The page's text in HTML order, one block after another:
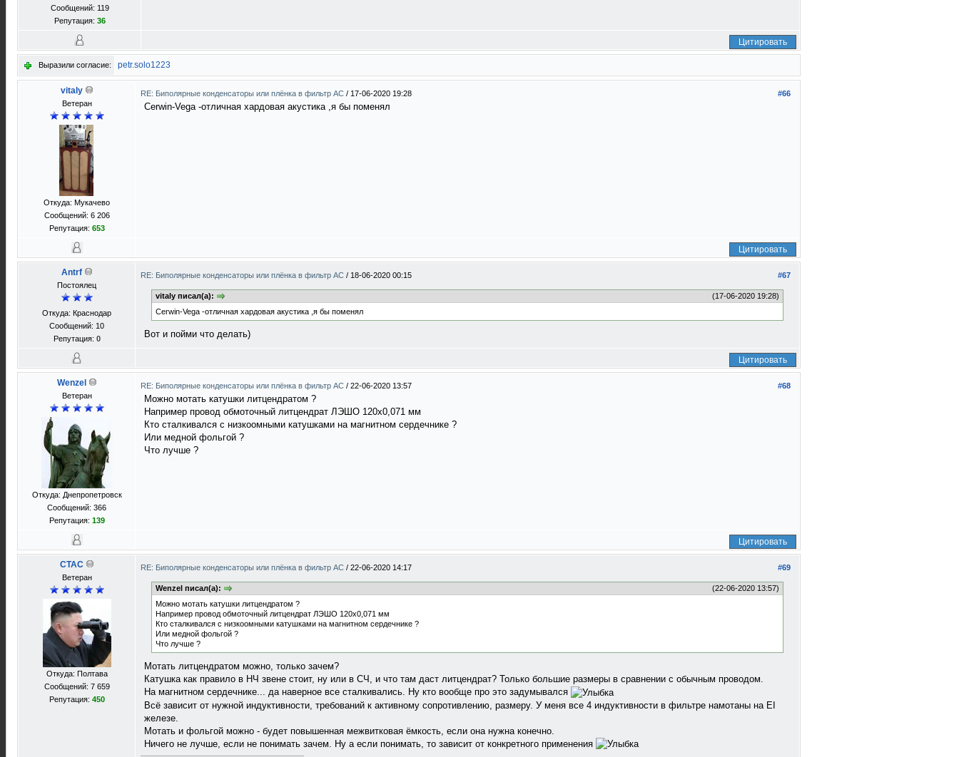
Сообщений: 119
Репутация: 36
Цитировать
Выразили согласие: petr.solo1223
vitaly
Ветеран
Откуда: Мукачево
Сообщений: 6 206
Репутация: 653
#66
RE: Биполярные конденсаторы или плёнка в фильтр АС / 17-06-2020 19:28
Cerwin-Vega -отличная хардовая акустика ,я бы поменял
Цитировать
Antrf
Постоялец
Откуда: Краснодар
Сообщений: 10
Репутация: 0
#67
RE: Биполярные конденсаторы или плёнка в фильтр АС / 18-06-2020 00:15
(17-06-2020 19:28)
vitaly писал(а):
Cerwin-Vega -отличная хардовая акустика ,я бы поменял
Вот и пойми что делать)
Цитировать
Wenzel
Ветеран
Откуда: Днепропетровск
Сообщений: 366
Репутация: 139
#68
RE: Биполярные конденсаторы или плёнка в фильтр АС / 22-06-2020 13:57
Можно мотать катушки литцендратом ?
Например провод обмоточный литцендрат ЛЭШО 120x0,071 мм
Кто сталкивался с низкоомными катушками на магнитном сердечнике ?
Или медной фольгой ?
Что лучше ?
Цитировать
CTAC
Ветеран
Откуда: Полтава
Сообщений: 7 659
Репутация: 450
#69
RE: Биполярные конденсаторы или плёнка в фильтр АС / 22-06-2020 14:17
(22-06-2020 13:57)
Wenzel писал(а):
Можно мотать катушки литцендратом ?
Например провод обмоточный литцендрат ЛЭШО 120x0,071 мм
Кто сталкивался с низкоомными катушками на магнитном сердечнике ?
Или медной фольгой ?
Что лучше ?
Мотать литцендратом можно, только зачем?
Катушка как правило в НЧ звене стоит, ну или в СЧ, и что там даст литцендрат? Только большие размеры в сравнении с обычным проводом.
На магнитном сердечнике... да наверное все сталкивались. Ну кто вообще про это задумывался
Всё зависит от нужной индуктивности, требований к активному сопротивлению, размеру. У меня все 4 индуктивности в фильтре намотаны на EI
железе.
Мотать и фольгой можно - будет повышенная межвитковая ёмкость, если она нужна конечно.
Ничего не лучше, если не понимать зачем. Ну а если понимать, то зависит от конкретного применения